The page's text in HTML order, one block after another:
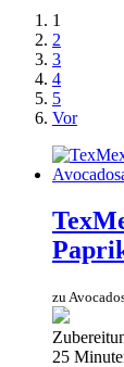
1
2
3
4
5
Vor
zu
25